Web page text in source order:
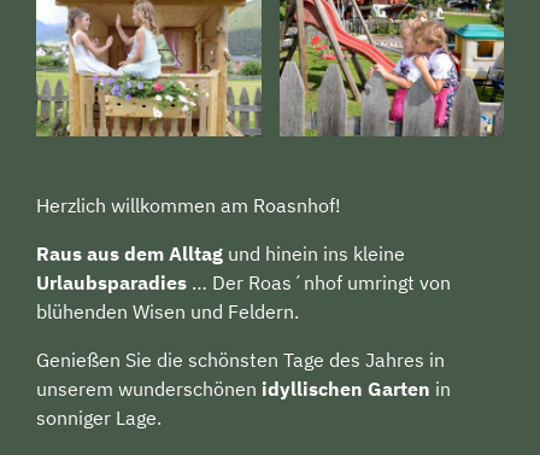
Herzlich willkommen am Roasnhof!
Raus aus dem Alltag und hinein ins kleine
Urlaubsparadies … Der Roas´nhof umringt von
blühenden Wisen und Feldern.
Genießen Sie die schönsten Tage des Jahres in
unserem wunderschönen idyllischen Garten in
sonniger Lage.